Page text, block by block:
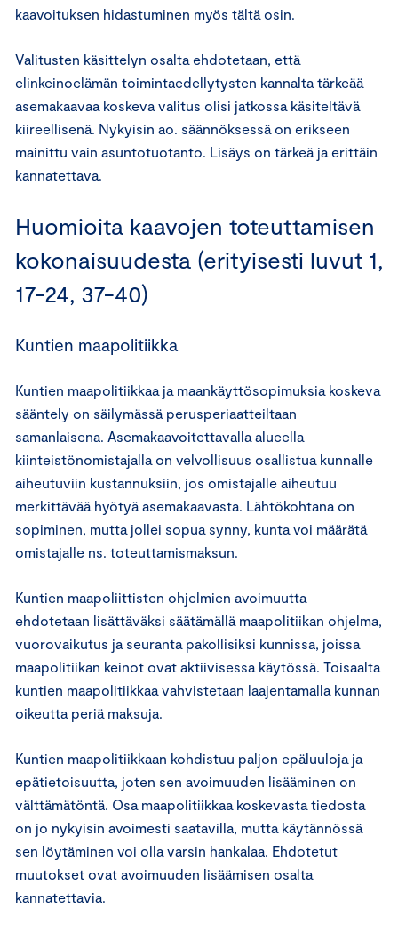
kaavoituksen hidastuminen myös tältä osin.
Valitusten käsittelyn osalta ehdotetaan, että
elinkeinoelämän toimintaedellytysten kannalta tärkeää
asemakaavaa koskeva valitus olisi jatkossa käsiteltävä
kiireellisenä. Nykyisin ao. säännöksessä on erikseen
mainittu vain asuntotuotanto. Lisäys on tärkeä ja erittäin
kannatettava.
Huomioita kaavojen toteuttamisen
kokonaisuudesta (erityisesti luvut 1,
17-24, 37-40)
Kuntien maapolitiikka
Kuntien maapolitiikkaa ja maankäyttösopimuksia koskeva
sääntely on säilymässä perusperiaatteiltaan
samanlaisena. Asemakaavoitettavalla alueella
kiinteistönomistajalla on velvollisuus osallistua kunnalle
aiheutuviin kustannuksiin, jos omistajalle aiheutuu
merkittävää hyötyä asemakaavasta. Lähtökohtana on
sopiminen, mutta jollei sopua synny, kunta voi määrätä
omistajalle ns. toteuttamismaksun.
Kuntien maapoliittisten ohjelmien avoimuutta
ehdotetaan lisättäväksi säätämällä maapolitiikan ohjelma,
vuorovaikutus ja seuranta pakollisiksi kunnissa, joissa
maapolitiikan keinot ovat aktiivisessa käytössä. Toisaalta
kuntien maapolitiikkaa vahvistetaan laajentamalla kunnan
oikeutta periä maksuja.
Kuntien maapolitiikkaan kohdistuu paljon epäluuloja ja
epätietoisuutta, joten sen avoimuuden lisääminen on
välttämätöntä. Osa maapolitiikkaa koskevasta tiedosta
on jo nykyisin avoimesti saatavilla, mutta käytännössä
sen löytäminen voi olla varsin hankalaa. Ehdotetut
muutokset ovat avoimuuden lisäämisen osalta
kannatettavia.